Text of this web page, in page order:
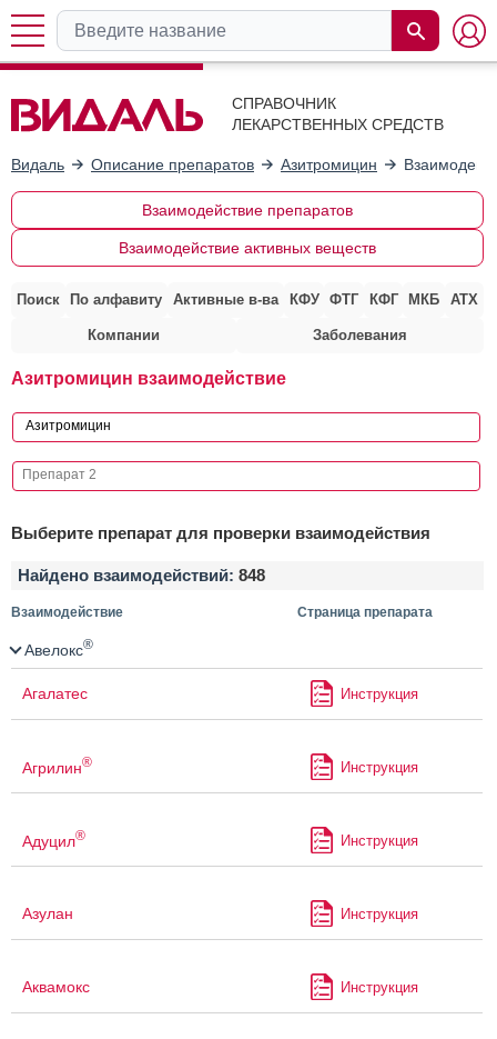
СПРАВОЧНИК
ЛЕКАРСТВЕННЫХ СРЕДСТВ
Видаль Описание препаратов Азитромицин
Взаимодействие препаратов
Взаимодействие активных веществ
Поиск По алфавиту Активные в-ва КФУ ФТГ КФГ МКБ АТХ
Компании Заболевания
Азитромицин взаимодействие
Выберите препарат для проверки взаимодействия
Найдено взаимодействий: 848
Взаимодействие Страница препарата
Авелокс®
Агалатес Инструкция
Агрилин® Инструкция
Адуцил® Инструкция
Азулан Инструкция
Аквамокс Инструкция